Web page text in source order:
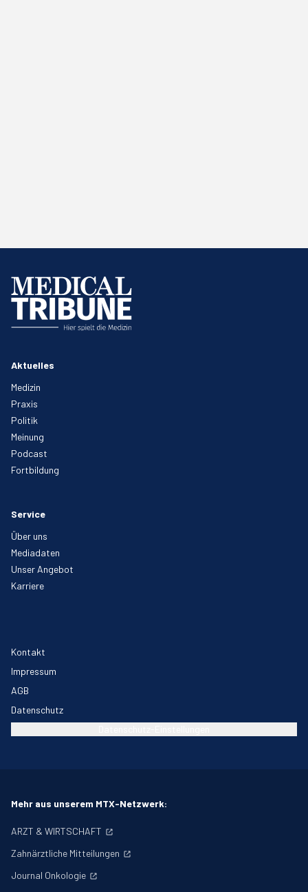
Aktuelles
Medizin
Praxis
Politik
Meinung
Podcast
Fortbildung
Service
Über uns
Mediadaten
Unser Angebot
Karriere
Kontakt
Impressum
AGB
Datenschutz
Mehr aus unserem MTX-Netzwerk:
ARZT & WIRTSCHAFT
Zahnärztliche Mitteilungen
Journal Onkologie